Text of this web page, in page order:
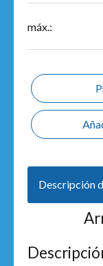
máx.:
Descripción